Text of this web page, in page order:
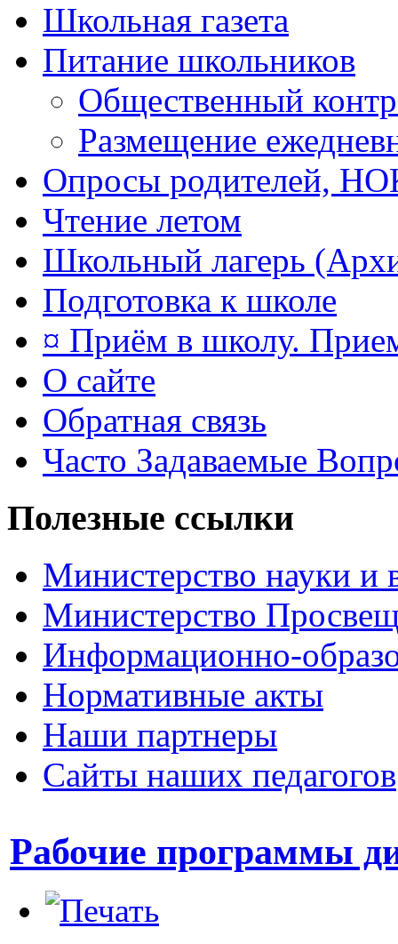
Школьная газета
Питание школьников
Общественный
Размещение
Опросы родителей,
Чтение летом
Школьный лагерь
Подготовка к школе
¤ Приём в школу.
О сайте
Обратная связь
Часто Задаваемые
Полезные ссылки
Министерство науки и
Министерство
Информационно-
Нормативные акты
Наши партнеры
Сайты наших педагогов
Рабочие программы